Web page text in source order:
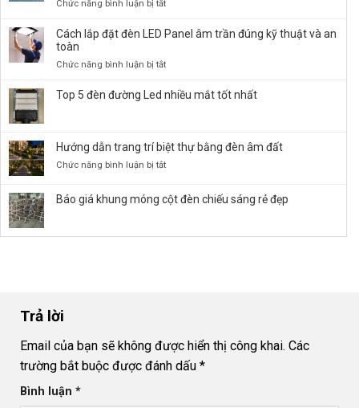
Chức năng bình luận bị tắtở
Giá
LED
100W,
Sáng
Bền
Cách lắp đặt đèn LED Panel âm trần đúng kỹ thuật và an
toàn
Chức năng bình luận bị tắtở
lắp
Panel
kỹ
Top 5 đèn đường Led nhiều mắt tốt nhất
Hướng dẫn trang trí biệt thự bằng đèn âm đất
Chức năng bình luận bị tắtở
trang
Báo giá khung móng cột đèn chiếu sáng rẻ đẹp
Trả lời
Email của bạn sẽ không được hiển thị công khai. Các
trường bắt buộc được đánh dấu *
Bình luận *